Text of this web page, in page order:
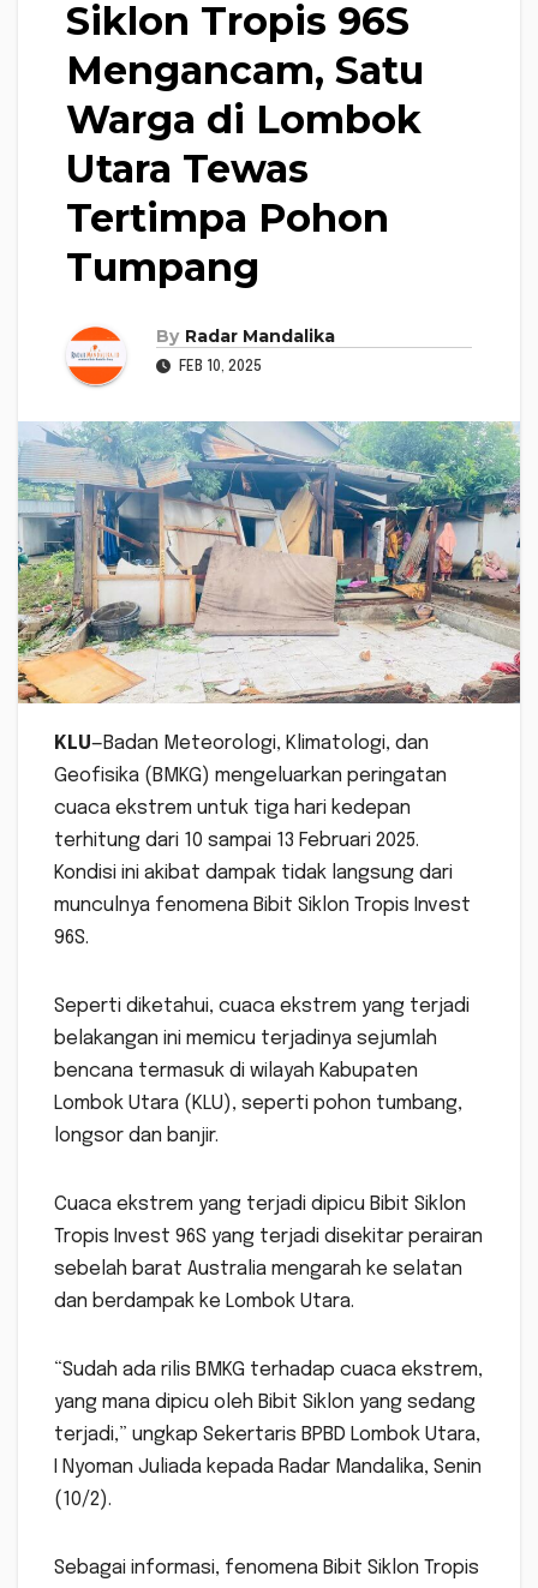
Siklon Tropis 96S
Mengancam, Satu
Warga di Lombok
Utara Tewas
Tertimpa Pohon
Tumpang
By Radar Mandalika
FEB 10, 2025
KLU—Badan Meteorologi, Klimatologi, dan
Geofisika (BMKG) mengeluarkan peringatan
cuaca ekstrem untuk tiga hari kedepan
terhitung dari 10 sampai 13 Februari 2025.
Kondisi ini akibat dampak tidak langsung dari
munculnya fenomena Bibit Siklon Tropis Invest
96S.
Seperti diketahui, cuaca ekstrem yang terjadi
belakangan ini memicu terjadinya sejumlah
bencana termasuk di wilayah Kabupaten
Lombok Utara (KLU), seperti pohon tumbang,
longsor dan banjir.
Cuaca ekstrem yang terjadi dipicu Bibit Siklon
Tropis Invest 96S yang terjadi disekitar perairan
sebelah barat Australia mengarah ke selatan
dan berdampak ke Lombok Utara.
“Sudah ada rilis BMKG terhadap cuaca ekstrem,
yang mana dipicu oleh Bibit Siklon yang sedang
terjadi,” ungkap Sekertaris BPBD Lombok Utara,
I Nyoman Juliada kepada Radar Mandalika, Senin
(10/2).
Sebagai informasi, fenomena Bibit Siklon Tropis